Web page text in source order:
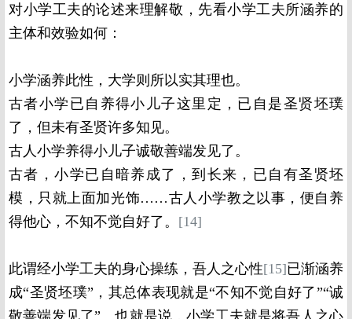
对小学工夫的论述来理解敬，先看小学工夫所涵养的
主体和效验如何：
小学涵养此性，大学则所以实其理也。
古者小学已自养得小儿子这里定，已自是圣贤坯璞
了，但未有圣贤许多知见。
古人小学养得小儿子诚敬善端发见了。
古者，小学已自暗养成了，到长来，已自有圣贤坯
模，只就上面加光饰……古人小学教之以事，便自养
得他心，不知不觉自好了。 [14]
此谓经小学工夫的身心操练，吾人之心性[15]已渐涵养
成“圣贤坯璞”，其总体表现就是“不知不觉自好了”“诚
敬善端发见了”。也就是说，小学工夫就是将吾人之心